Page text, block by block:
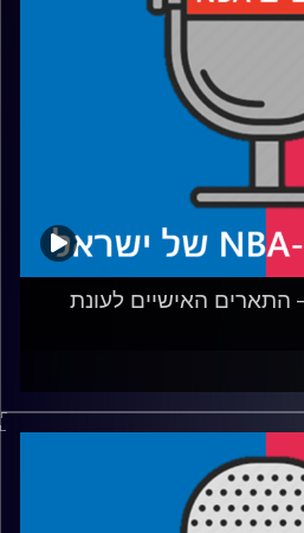
– התארים האישיים לעונת
סורוקה, שרון דוידוביץ', משה
קול האוניברסיטה.
ממפיס גריזליס מפטרת והפלייאוף כבר